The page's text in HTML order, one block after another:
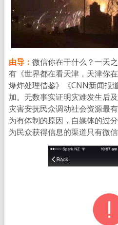
由导： 微信你在干什么？一天
有《世界都在看天津，天津你
爆炸处理借鉴》《CNN新闻报
加。无数事实证明灾难发生后
灾害安抚民众调动社会资源最
为有体制的原因，自媒体的过
为民众获得信息的渠道只有微